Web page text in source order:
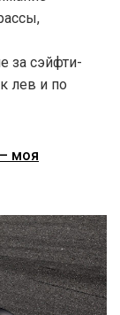
за сэйфти-
лев и по
моя